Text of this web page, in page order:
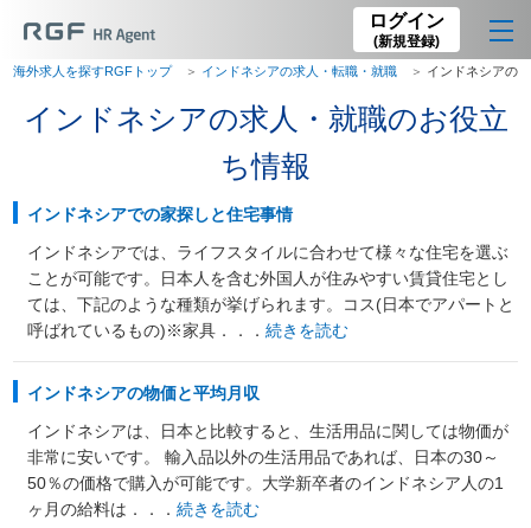
ログイン
(新規登録)
海外求人を探すRGFトップ インドネシアの求人・転職・就職 インドネシアの
インドネシアの求人・就職のお役立
ち情報
インドネシアでの家探しと住宅事情
インドネシアでは、ライフスタイルに合わせて様々な住宅を選ぶ
ことが可能です。日本人を含む外国人が住みやすい賃貸住宅とし
ては、下記のような種類が挙げられます。コス(日本でアパートと
呼ばれているもの)※家具．．．続きを読む
インドネシアの物価と平均月収
インドネシアは、日本と比較すると、生活用品に関しては物価が
非常に安いです。 輸入品以外の生活用品であれば、日本の30～
50％の価格で購入が可能です。大学新卒者のインドネシア人の1
ヶ月の給料は．．．続きを読む